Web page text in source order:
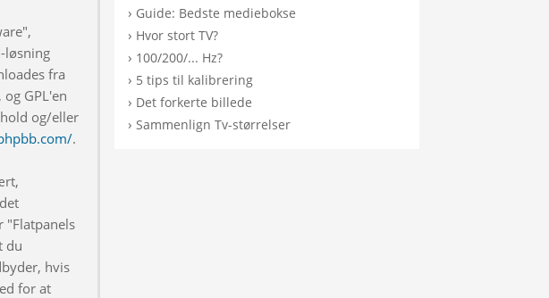
løsning
fra
GPL'en
og/eller
.
"Flatpanels
du
hvis
for at
› Guide: Bedste mediebokse
› Hvor stort TV?
› 100/200/... Hz?
› 5 tips til kalibrering
› Det forkerte billede
›Sammenlign Tv-størrelser